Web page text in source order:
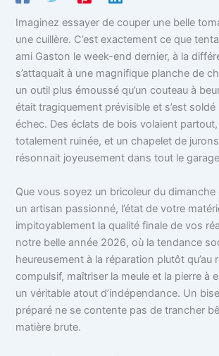
Imaginez essayer de couper une belle
une cuillère. C’est exactement ce que
ami Gaston le week-end dernier, à la
s’attaquait à une magnifique planche de
un outil plus émoussé qu’un couteau à
était tragiquement prévisible et s’est
échec. Des éclats de bois volaient
totalement ruinée, et un chapelet de
résonnait joyeusement dans tout le
Que vous soyez un bricoleur du
un artisan passionné, l’état de votre
impitoyablement la qualité finale de vos
notre belle année 2026, où la tendance
heureusement à la réparation plutôt qu’au
compulsif, maîtriser la meule et la pierre à
un véritable atout d’indépendance. Un
préparé ne se contente pas de trancher
matière brute.